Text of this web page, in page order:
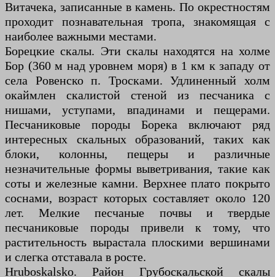
Витачека, записанные в камень. По окрестностям
проходит познавательная тропа, знакомящая с
наиболее важными местами.
Борецкие скалы. Эти скалы находятся на холме
Бор (360 м над уровнем моря) в 1 км к западу от
села Ровенско п. Тросками. Удлиненный холм
окаймлен скалистой стеной из песчаника с
нишами, уступами, впадинами и пещерами.
Песчаниковые породы Борека включают ряд
интересных скальных образований, таких как
блоки, колонны, пещеры и различные
незначительные формы выветривания, такие как
соты и железные камни. Верхнее плато покрыто
соснами, возраст которых составляет около 120
лет. Мелкие песчаные почвы и твердые
песчаниковые породы привели к тому, что
растительность вырастала плоскими вершинами
и слегка отставала в росте.
Hruboskalsko. Район Грубоскальской скалы